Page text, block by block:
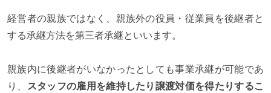
経営者の親族ではなく、親族外の役員・従業員を後継者と
する承継方法を第三者承継といいます。
親族内に後継者がいなかったとしても事業承継が可能であ
り、
スタッフの雇用を維持したり譲渡対価を得たりするこ